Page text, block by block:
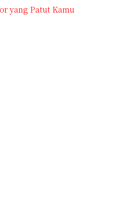
yang Patut Kamu